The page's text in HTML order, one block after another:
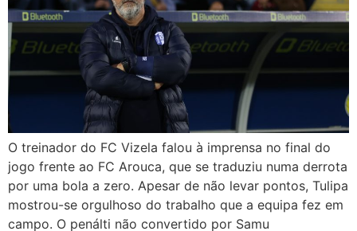
O treinador do FC Vizela falou à imprensa no final do
jogo frente ao FC Arouca, que se traduziu numa derrota
por uma bola a zero. Apesar de não levar pontos, Tulipa
mostrou-se orgulhoso do trabalho que a equipa fez em
campo. O penálti não convertido por Samu